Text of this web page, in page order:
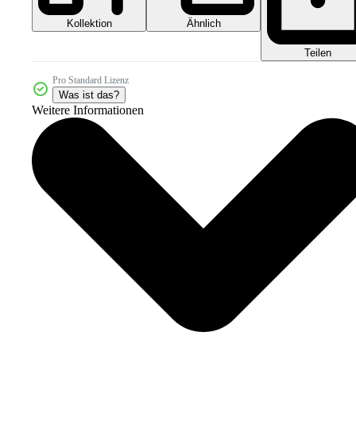
Kollektion Ähnlich
Teilen
Pro Standard Lizenz
Was ist das?
Weitere Informationen